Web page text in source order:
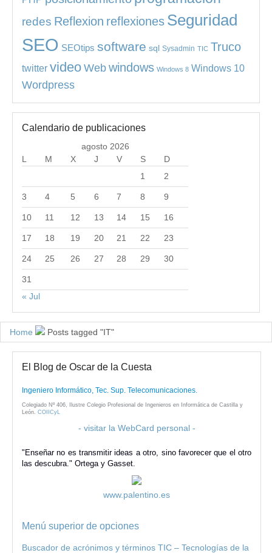
redes Reflexion reflexiones Seguridad
SEO SEOtips software sql Sysadmin TIC Truco
twitter video Web windows Windows 8 Windows 10
Wordpress
Calendario de publicaciones
agosto 2026
L
M X J V S
D
1
2
3 4 5 6 7 8 9
10 11 12 13 14 15 16
17 18 19 20 21 22 23
24 25 26 27 28 29 30
31
« Jul
Home Posts tagged "IT"
El Blog de Oscar de la Cuesta
Ingeniero Informático, Tec. Sup. Telecomunicaciones.
Colegiado Nº 406, Ilustre Colegio Profesional de Ingenieros en Informática de Castilla y
León. COIICyL
- visitar la WebCard personal -
"Enseñar no es transmitir ideas a otro, sino favorecer que el otro
las descubra." Ortega y Gasset.
www.palentino.es
Menú superior de opciones
Buscador de acrónimos y términos TIC – Tecnologías de la